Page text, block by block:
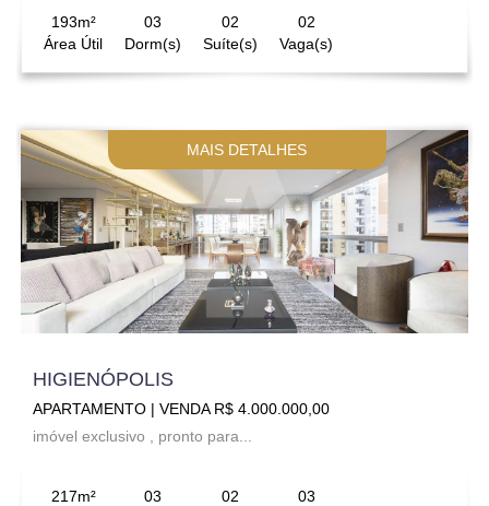
193m²
Área Útil
03
Dorm(s)
02
Suíte(s)
02
Vaga(s)
MAIS DETALHES
HIGIENÓPOLIS
APARTAMENTO | VENDA R$ 4.000.000,00
imóvel exclusivo , pronto para...
217m²
03
02
03